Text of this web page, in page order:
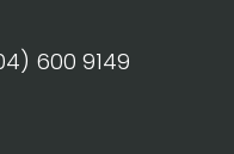
600 9149